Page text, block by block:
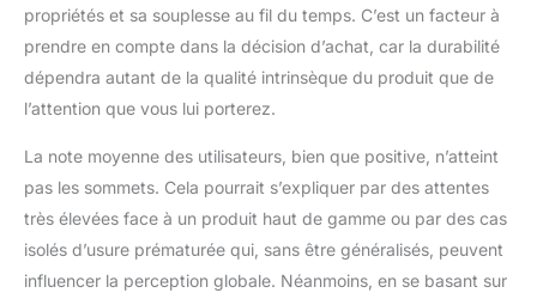
propriétés et sa souplesse au fil du temps. C’est un facteur à
prendre en compte dans la décision d’achat, car la durabilité
dépendra autant de la qualité intrinsèque du produit que de
l’attention que vous lui porterez.
La note moyenne des utilisateurs, bien que positive, n’atteint
pas les sommets. Cela pourrait s’expliquer par des attentes
très élevées face à un produit haut de gamme ou par des cas
isolés d’usure prématurée qui, sans être généralisés, peuvent
influencer la perception globale. Néanmoins, en se basant sur